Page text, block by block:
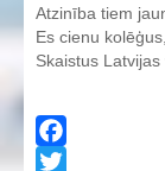
Atzinība tiem
Es cienu
Skaistus
Facebook